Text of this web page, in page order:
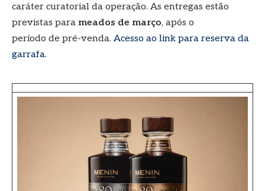
caráter curatorial da operação. As entregas estão
previstas para meados de março, após o
período de pré-venda. Acesso ao link para reserva da
garrafa.